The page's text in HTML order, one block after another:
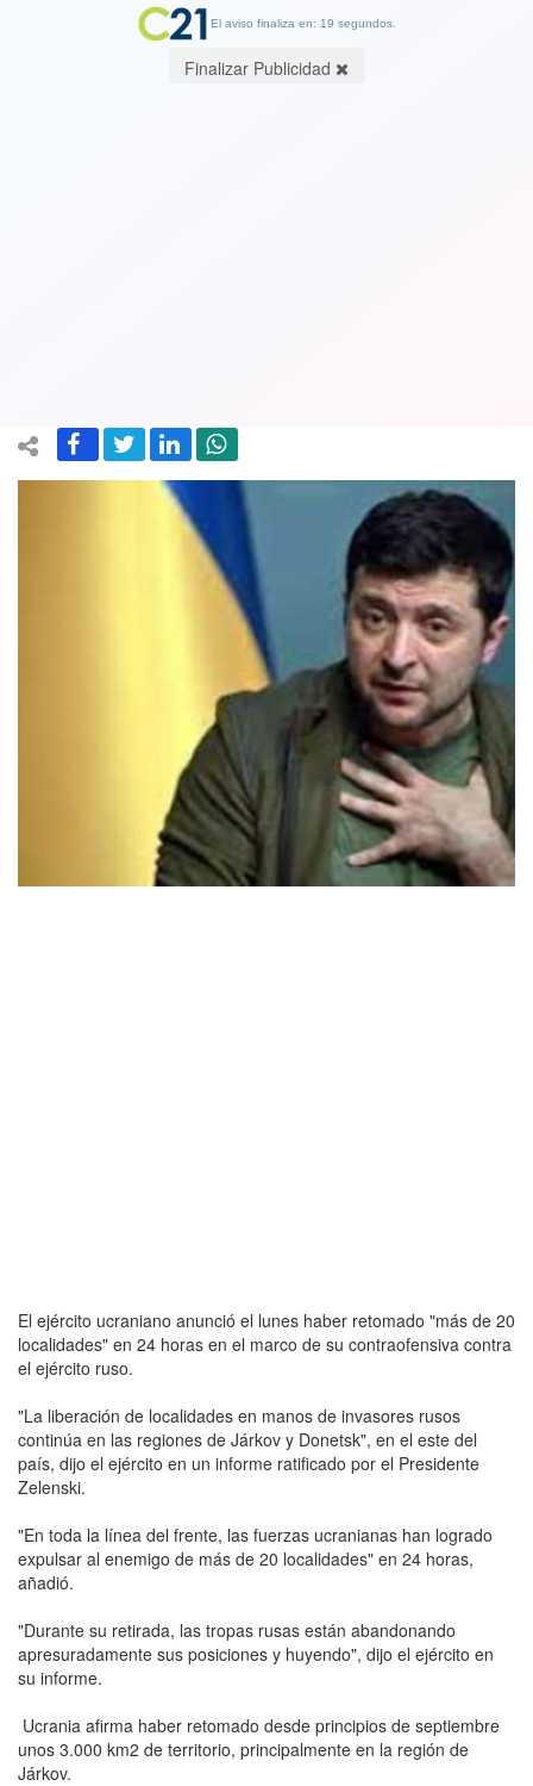
El ejército ucraniano anunció el lunes haber retomado "más de 20
localidades" en 24 horas en el marco de su contraofensiva contra
el ejército ruso.
"La liberación de localidades en manos de invasores rusos
continúa en las regiones de Járkov y Donetsk", en el este del
país, dijo el ejército en un informe ratificado por el Presidente
Zelenski.
"En toda la línea del frente, las fuerzas ucranianas han logrado
expulsar al enemigo de más de 20 localidades" en 24 horas,
añadió.
"Durante su retirada, las tropas rusas están abandonando
apresuradamente sus posiciones y huyendo", dijo el ejército en
su informe.
Ucrania afirma haber retomado desde principios de septiembre
unos 3.000 km2 de territorio, principalmente en la región de
Járkov.
El aviso finaliza en: 19 segundos.
Finalizar Publicidad